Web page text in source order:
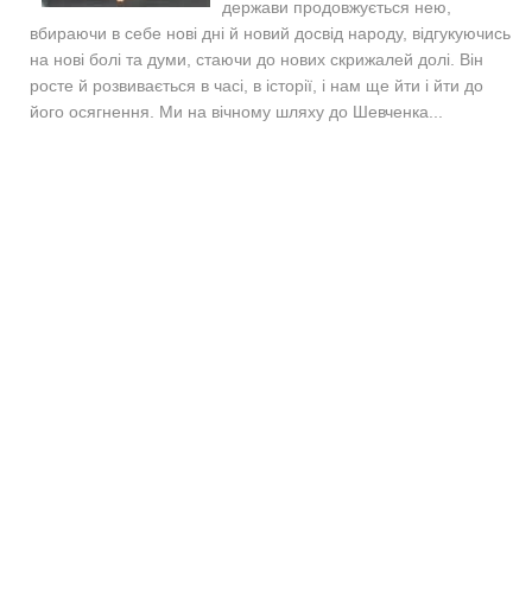
держави продовжується нею,
вбираючи в себе нові дні й новий досвід народу, відгукуючись
на нові болі та думи, стаючи до нових скрижалей долі. Він
росте й розвивається в часі, в історії, і нам ще йти і йти до
його осягнення. Ми на вічному шляху до Шевченка...